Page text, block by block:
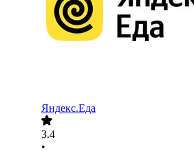
Яндекс.Еда
3.4
•